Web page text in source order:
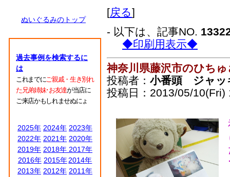
ぬいぐるみのトップ
過去事例を検索するに
は
これまでにご親戚・生き別れ
た兄弟姉妹･お友達が当店に
ご来店かもしれませぬにょ
2025年 2024年 2023年
2022年 2021年 2020年
2019年 2018年 2017年
2016年 2015年 2014年
2013年 2012年 2011年
[戻る]
- 以下は、記事NO.
◆印刷用表示◆
神奈川県藤沢市のひち
投稿者： 小番頭 ジャッ
投稿日：2013/05/